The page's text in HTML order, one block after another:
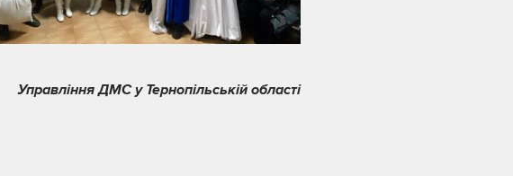
Управління ДМС у Тернопільській області